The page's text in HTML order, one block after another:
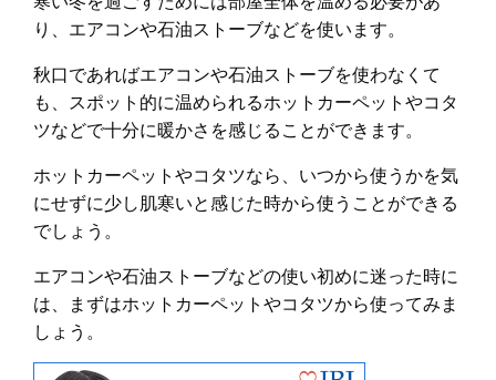
り、エアコンや石油ストーブなどを使います。
秋口であればエアコンや石油ストーブを使わなくて
も、スポット的に温められるホットカーペットやコタ
ツなどで十分に暖かさを感じることができます。
ホットカーペットやコタツなら、いつから使うかを気
にせずに少し肌寒いと感じた時から使うことができる
でしょう。
エアコンや石油ストーブなどの使い初めに迷った時に
は、まずはホットカーペットやコタツから使ってみま
しょう。